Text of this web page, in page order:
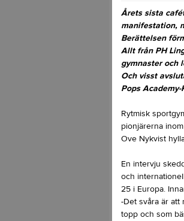
Årets sista
manifestation,
Berättelsen
Allt från PH
gymnaster och
Och visst
Pops
Rytmisk
pionjärerna
Ove Nykvist
En intervju
och
25 i Europa.
-Det svåra är att
topp och som